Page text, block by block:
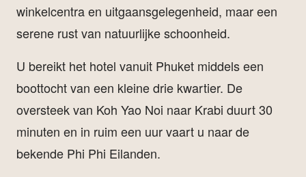
winkelcentra en uitgaansgelegenheid, maar een
serene rust van natuurlijke schoonheid.
U bereikt het hotel vanuit Phuket middels een
boottocht van een kleine drie kwartier. De
oversteek van Koh Yao Noi naar Krabi duurt 30
minuten en in ruim een uur vaart u naar de
bekende Phi Phi Eilanden.